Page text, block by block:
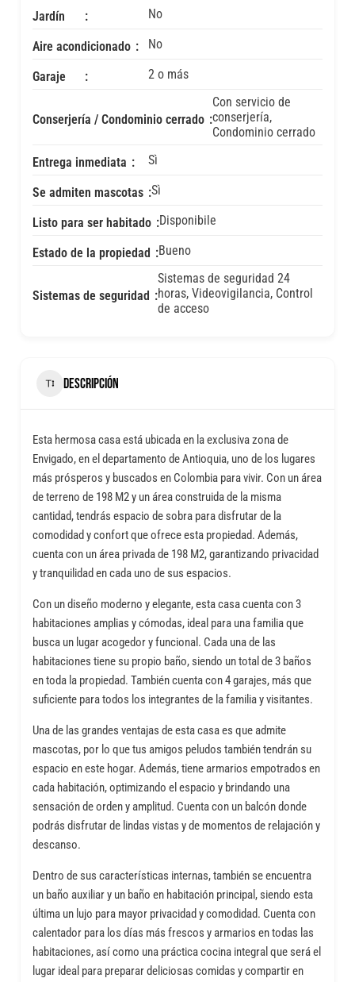
Jardín
No
Aire acondicionado No
Garaje 2 o más
Conserjería / Condominio cerrado
Con servicio de
conserjería,
Condominio cerrado
Entrega inmediata
Sì
Se admiten mascotas Sì
Listo para ser habitado Disponibile
Estado de la propiedad Bueno
Sistemas de seguridad
Sistemas de seguridad 24
horas, Videovigilancia, Control
de acceso
DESCRIPCIÓN
Esta hermosa casa está ubicada en la exclusiva zona de
Envigado, en el departamento de Antioquia, uno de los lugares
más prósperos y buscados en Colombia para vivir. Con un área
de terreno de 198 M2 y un área construida de la misma
cantidad, tendrás espacio de sobra para disfrutar de la
comodidad y confort que ofrece esta propiedad. Además,
cuenta con un área privada de 198 M2, garantizando privacidad
y tranquilidad en cada uno de sus espacios.
Con un diseño moderno y elegante, esta casa cuenta con 3
habitaciones amplias y cómodas, ideal para una familia que
busca un lugar acogedor y funcional. Cada una de las
habitaciones tiene su propio baño, siendo un total de 3 baños
en toda la propiedad. También cuenta con 4 garajes, más que
suficiente para todos los integrantes de la familia y visitantes.
Una de las grandes ventajas de esta casa es que admite
mascotas, por lo que tus amigos peludos también tendrán su
espacio en este hogar. Además, tiene armarios empotrados en
cada habitación, optimizando el espacio y brindando una
sensación de orden y amplitud. Cuenta con un balcón donde
podrás disfrutar de lindas vistas y de momentos de relajación y
descanso.
Dentro de sus características internas, también se encuentra
un baño auxiliar y un baño en habitación principal, siendo esta
última un lujo para mayor privacidad y comodidad. Cuenta con
calentador para los días más frescos y armarios en todas las
habitaciones, así como una práctica cocina integral que será el
lugar ideal para preparar deliciosas comidas y compartir en